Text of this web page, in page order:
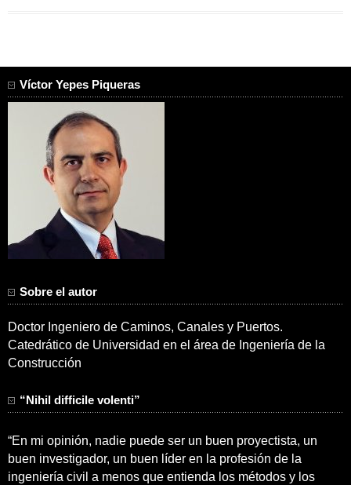
Víctor Yepes Piqueras
Sobre el autor
Doctor Ingeniero de Caminos, Canales y Puertos.
Catedrático de Universidad en el área de Ingeniería de la
Construcción
“Nihil difficile volenti”
“En mi opinión, nadie puede ser un buen proyectista, un
buen investigador, un buen líder en la profesión de la
ingeniería civil a menos que entienda los métodos y los